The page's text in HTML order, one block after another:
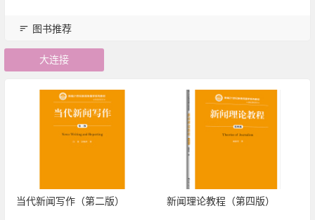
图书推荐
大连接
当代新闻写作（第二版） 新闻理论教程（第四版）